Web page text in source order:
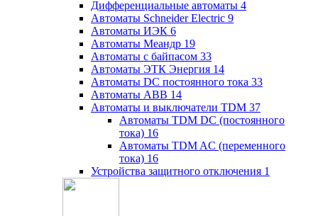
Дифференциальные автоматы 4
Автоматы Schneider Electric 9
Автоматы ИЭК 6
Автоматы Меандр 19
Автоматы с байпасом 33
Автоматы ЭТК Энергия 14
Автоматы DC постоянного тока 33
Автоматы ABB 14
Автоматы и выключатели TDM 37
Автоматы TDM DC (постоянного
тока) 16
Автоматы TDM AC (переменного
тока) 16
Устройства защитного отключения 1